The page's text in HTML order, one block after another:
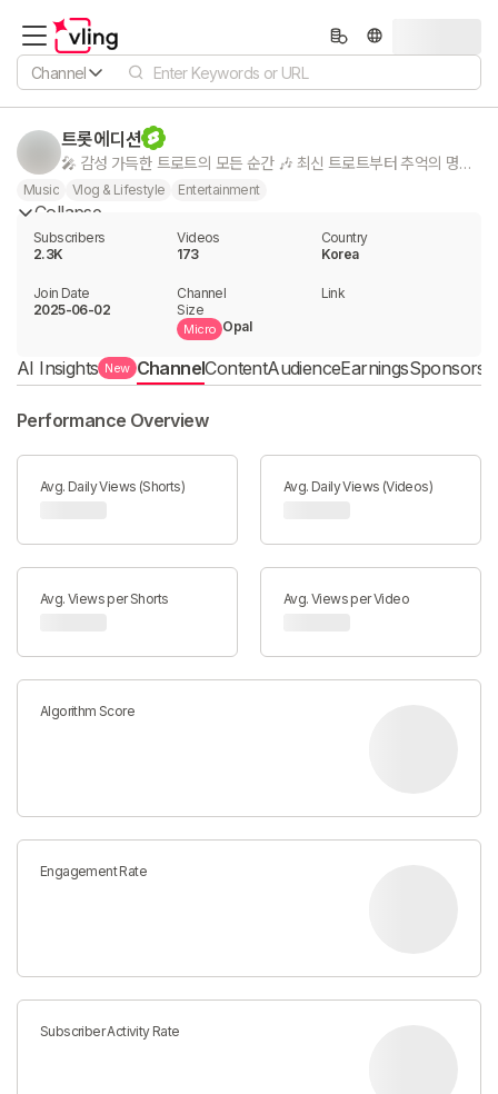
Channel
트롯에디션
🎤 감성 가득한 트로트의 모든 순간 🎶 최신 트로트부터 추억의 명곡까지! 듣기만 해도 가슴이 울리는 무대와 감동의 라이브를 전해드립니다. 🔥 매일 업로드되는 트로트 영상 🎵 인기 가수 무대 & 레전드 명곡 📺 신곡 · 라이브 · 화제의 순간까지! 구독과 좋아요로 함께 응원해주세요 ❤️
Music Vlog & Lifestyle Entertainment
Collapse
Subscribers
2.3K
Videos
173
Country
Korea
Join Date
2025-06-02
Channel
Size
Micro Opal
Link
AI Insights New ChannelContentAudienceEarnings
Performance Overview
Avg. Daily Views (Shorts) Avg. Daily Views (Videos)
Avg. Views per Shorts Avg. Views per Video
Algorithm Score
Engagement Rate
Subscriber Activity Rate